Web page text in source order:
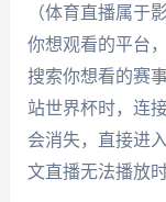
（体育直播属于
你想观看的平台
搜索你想看的赛
站世界杯时，连
会消失，直接进
文直播无法播放